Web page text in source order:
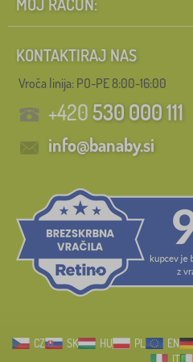
KONTAKTIRAJ NAS
Vroča linija: PO-PE 8:00-16:00
+420530 000 111
info@banaby.si
CZ SK HU PL EN